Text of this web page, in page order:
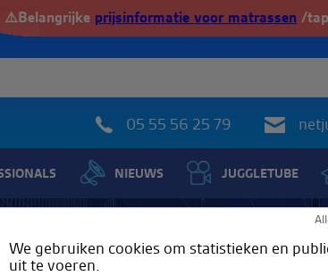
We gebruiken cookies om statistieken en
uit te voeren.
⚠️Belangrijke prijsinformatie voor matrassen /
05 55 56 25 79
NIEUWS JUGGLETUBE
Tague: corde